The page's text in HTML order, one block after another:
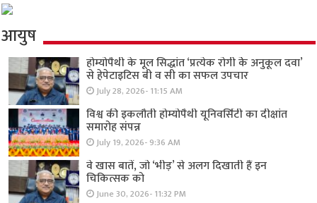
आयुष
होम्योपैथी के मूल सिद्धांत ‘प्रत्येक रोगी केे अनुकूल दवा’
से हेपेटाइटिस बी व सी का सफल उपचार
July 28, 2026- 11:15 AM
विश्व की इकलौती होम्योपैथी यूनिवर्सिटी का दीक्षांत
समारोह संपन्न
July 19, 2026- 9:36 AM
वे खास बातें, जो ‘भीड़’ से अलग दिखाती हैं इन
चिकित्सक को
June 30, 2026- 11:32 PM